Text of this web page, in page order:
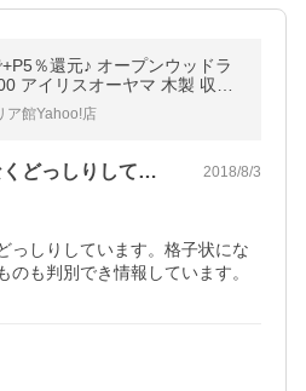
％還元♪ オープンウッドラ
アイリスオーヤマ 木製 収納
スプレイラック ディスプレイ
納
ア館Yahoo!店
見た目ほどひ弱じゃなくどっしりしていま… 2018/8/3
っしりしています。格子状にな
のも判別でき情報しています。